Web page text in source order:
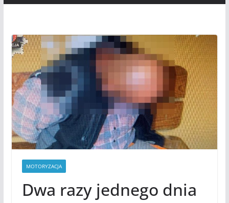
MOTORYZACJA
Dwa razy jednego dnia